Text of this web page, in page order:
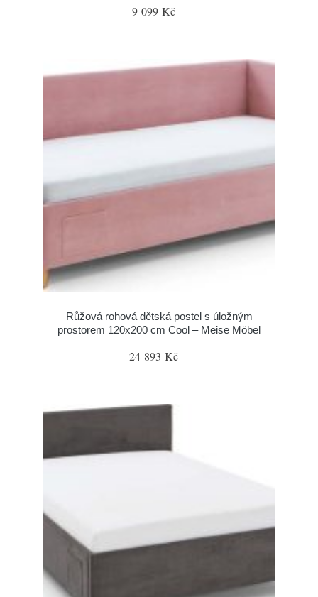
9 099 Kč
Růžová rohová dětská postel s úložným
prostorem 120x200 cm Cool – Meise Möbel
24 893 Kč